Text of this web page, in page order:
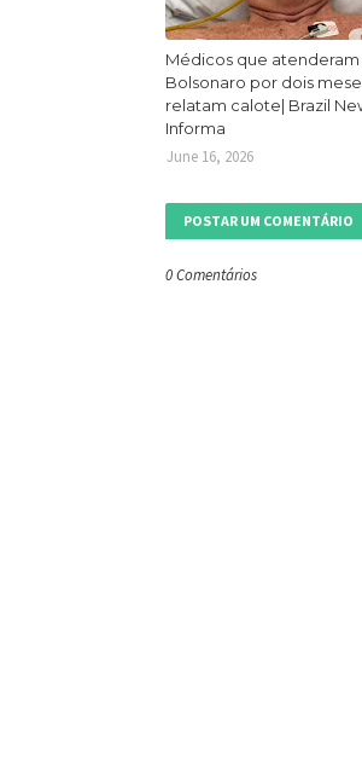
Médicos que atenderam
Bolsonaro por dois
relatam calote| Brazil
Informa
June 16, 2026
POSTAR UM COMENTÁRIO
0 Comentários